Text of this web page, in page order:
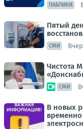
ПАБЛИКИ
Пятый
СМИ
Чистота
СМИ
В новых